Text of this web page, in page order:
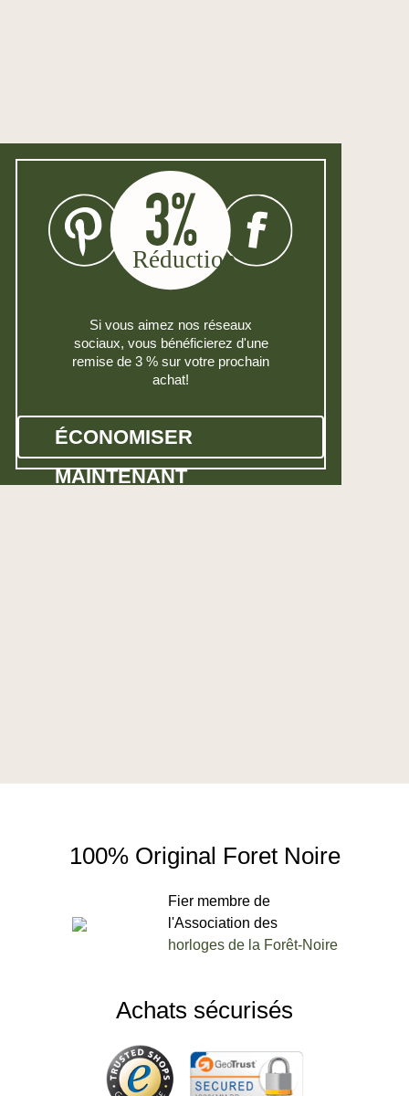
Si vous aimez nos réseaux
sociaux, vous bénéficierez d'une
remise de 3 % sur votre prochain
achat!
ÉCONOMISER
MAINTENANT
100% Original Foret Noire
Fier membre de
l'Association des
horloges de la Forêt-Noire
Achats sécurisés